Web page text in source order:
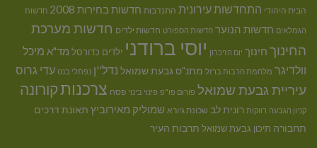
הבית היהודי התחדשות עירונית התנדבות חדשות בחירות 2008 חדשות
הגמלאים חדשות הנוער חדשות הספורט חדשות ילדים חדשות מערכת
החינוך חינוך יום הזיכרון יוסי ברודני ילדים כדורסל מד"א מיכל
וולדיגר מלחמת חרבות ברזל מתנ"ס גבעת שמואל נדל''ן נפתלי בנט עדי גרוס
עיריית גבעת שמואל פורום פו"פ פינוי בינוי פסח צרכנותקורונה
קניון הגבעה רווקות רונית לב שכונת גיורא שמוליק מאירוביץ תאונת דרכים
תחבורה תיכון גבעת שמואל תרבות העיר